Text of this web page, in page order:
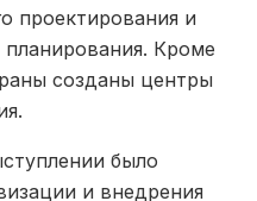
проектирования и
планирования. Кроме
созданы центры
было
и внедрения